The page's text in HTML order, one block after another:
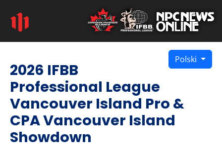
Polski
2026 IFBB
Professional League
Vancouver Island Pro &
CPA Vancouver Island
Showdown